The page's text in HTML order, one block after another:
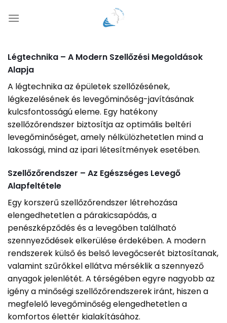
Légtechnika – A Modern Szellőzési Megoldások
Alapja
A légtechnika az épületek szellőzésének,
légkezelésének és levegőminőség-javításának
kulcsfontosságú eleme. Egy hatékony
szellőzőrendszer biztosítja az optimális beltéri
levegőminőséget, amely nélkülözhetetlen mind a
lakossági, mind az ipari létesítmények esetében.
Szellőzőrendszer – Az Egészséges Levegő
Alapfeltétele
Egy korszerű szellőzőrendszer létrehozása
elengedhetetlen a párakicsapódás, a
penészképződés és a levegőben található
szennyeződések elkerülése érdekében. A modern
rendszerek külső és belső levegőcserét biztosítanak,
valamint szűrőkkel ellátva mérséklik a szennyező
anyagok jelenlétét. A térségében egyre nagyobb az
igény a minőségi szellőzőrendszerek iránt, hiszen a
megfelelő levegőminőség elengedhetetlen a
komfortos élettér kialakításához.